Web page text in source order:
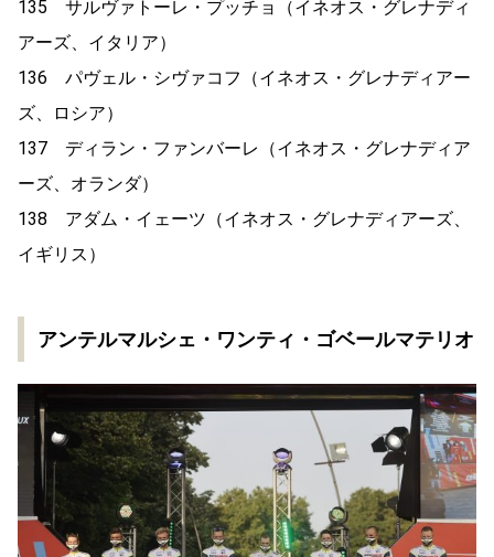
135 サルヴァトーレ・プッチョ（イネオス・グレナディ
アーズ、イタリア）
136 パヴェル・シヴァコフ（イネオス・グレナディアー
ズ、ロシア）
137 ディラン・ファンバーレ（イネオス・グレナディア
ーズ、オランダ）
138 アダム・イェーツ（イネオス・グレナディアーズ、
イギリス）
アンテルマルシェ・ワンティ・ゴベールマテリオ